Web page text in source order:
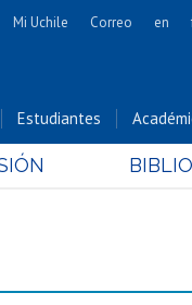
Cs. Forestales
Cs.
Mi Uchile Correo en
Estudiantes